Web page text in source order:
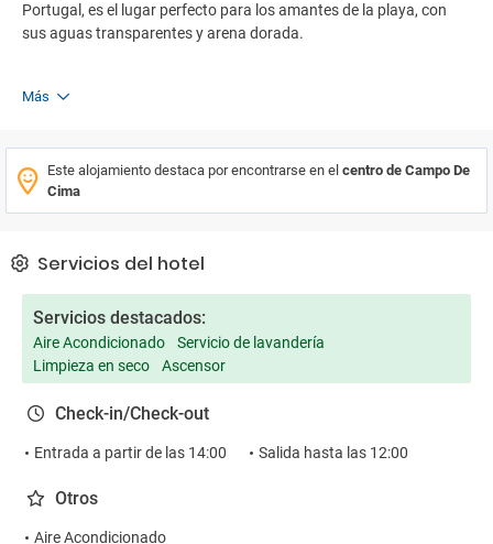
Portugal, es el lugar perfecto para los amantes de la playa, con
sus aguas transparentes y arena dorada.
Más
Este alojamiento destaca por encontrarse en el centro de Campo De
Cima
Servicios del hotel
Servicios destacados:
Aire Acondicionado
Servicio de lavandería
Limpieza en seco
Ascensor
Check-in/Check-out
Entrada a partir de las 14:00 Salida hasta las 12:00
Otros
Aire Acondicionado